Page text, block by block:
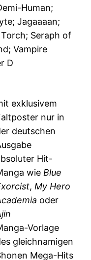
Human;
Jagaaaan;
Seraph of
Vampire
D
exklusivem
nur in
deutschen
Hit-
wie Blue
, My Hero
oder
Vorlage
gleichnamigen
Mega-Hits